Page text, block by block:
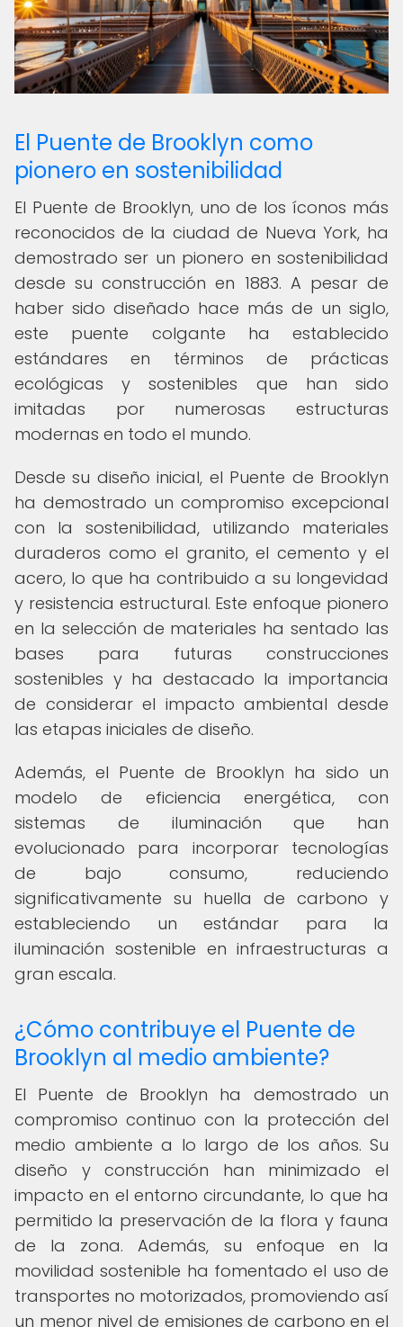
El Puente de Brooklyn como
pionero en sostenibilidad
El Puente de Brooklyn, uno de los íconos más
reconocidos de la ciudad de Nueva York, ha
demostrado ser un pionero en sostenibilidad
desde su construcción en 1883. A pesar de
haber sido diseñado hace más de un siglo,
este puente colgante ha establecido
estándares en términos de prácticas
ecológicas y sostenibles que han sido
imitadas por numerosas estructuras
modernas en todo el mundo.
Desde su diseño inicial, el Puente de Brooklyn
ha demostrado un compromiso excepcional
con la sostenibilidad, utilizando materiales
duraderos como el granito, el cemento y el
acero, lo que ha contribuido a su longevidad
y resistencia estructural. Este enfoque pionero
en la selección de materiales ha sentado las
bases para futuras construcciones
sostenibles y ha destacado la importancia
de considerar el impacto ambiental desde
las etapas iniciales de diseño.
Además, el Puente de Brooklyn ha sido un
modelo de eficiencia energética, con
sistemas de iluminación que han
evolucionado para incorporar tecnologías
de bajo consumo, reduciendo
significativamente su huella de carbono y
estableciendo un estándar para la
iluminación sostenible en infraestructuras a
gran escala.
¿Cómo contribuye el Puente de
Brooklyn al medio ambiente?
El Puente de Brooklyn ha demostrado un
compromiso continuo con la protección del
medio ambiente a lo largo de los años. Su
diseño y construcción han minimizado el
impacto en el entorno circundante, lo que ha
permitido la preservación de la flora y fauna
de la zona. Además, su enfoque en la
movilidad sostenible ha fomentado el uso de
transportes no motorizados, promoviendo así
un menor nivel de emisiones de carbono en el